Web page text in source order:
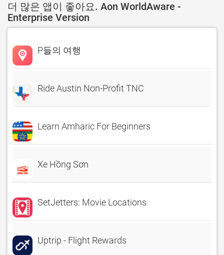
더 많은 앱이 좋아요. Aon WorldAware -
Enterprise Version
P들의 여행
Ride Austin Non-Profit TNC
Learn Amharic For Beginners
Xe Hồng Sơn
SetJetters: Movie Locations
Uptrip - Flight Rewards